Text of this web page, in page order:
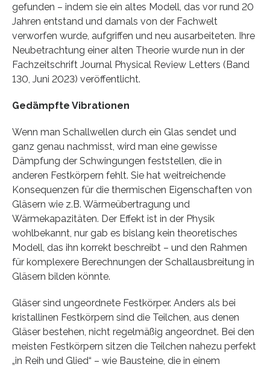
gefunden – indem sie ein altes Modell, das vor rund 20
Jahren entstand und damals von der Fachwelt
verworfen wurde, aufgriffen und neu ausarbeiteten. Ihre
Neubetrachtung einer alten Theorie wurde nun in der
Fachzeitschrift Journal Physical Review Letters (Band
130, Juni 2023) veröffentlicht.
Gedämpfte Vibrationen
Wenn man Schallwellen durch ein Glas sendet und
ganz genau nachmisst, wird man eine gewisse
Dämpfung der Schwingungen feststellen, die in
anderen Festkörpern fehlt. Sie hat weitreichende
Konsequenzen für die thermischen Eigenschaften von
Gläsern wie z.B. Wärmeübertragung und
Wärmekapazitäten. Der Effekt ist in der Physik
wohlbekannt, nur gab es bislang kein theoretisches
Modell, das ihn korrekt beschreibt – und den Rahmen
für komplexere Berechnungen der Schallausbreitung in
Gläsern bilden könnte.
Gläser sind ungeordnete Festkörper. Anders als bei
kristallinen Festkörpern sind die Teilchen, aus denen
Gläser bestehen, nicht regelmäßig angeordnet. Bei den
meisten Festkörpern sitzen die Teilchen nahezu perfekt
„in Reih und Glied“ – wie Bausteine, die in einem